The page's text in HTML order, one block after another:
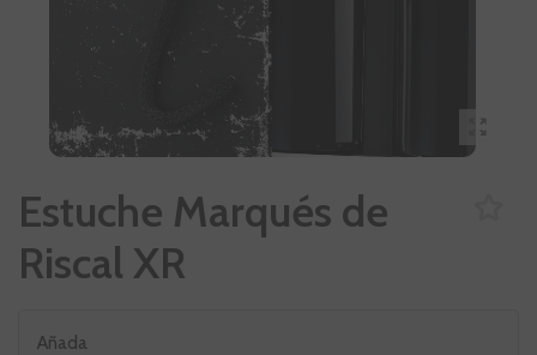
Estuche Marqués de
Riscal XR
Añada